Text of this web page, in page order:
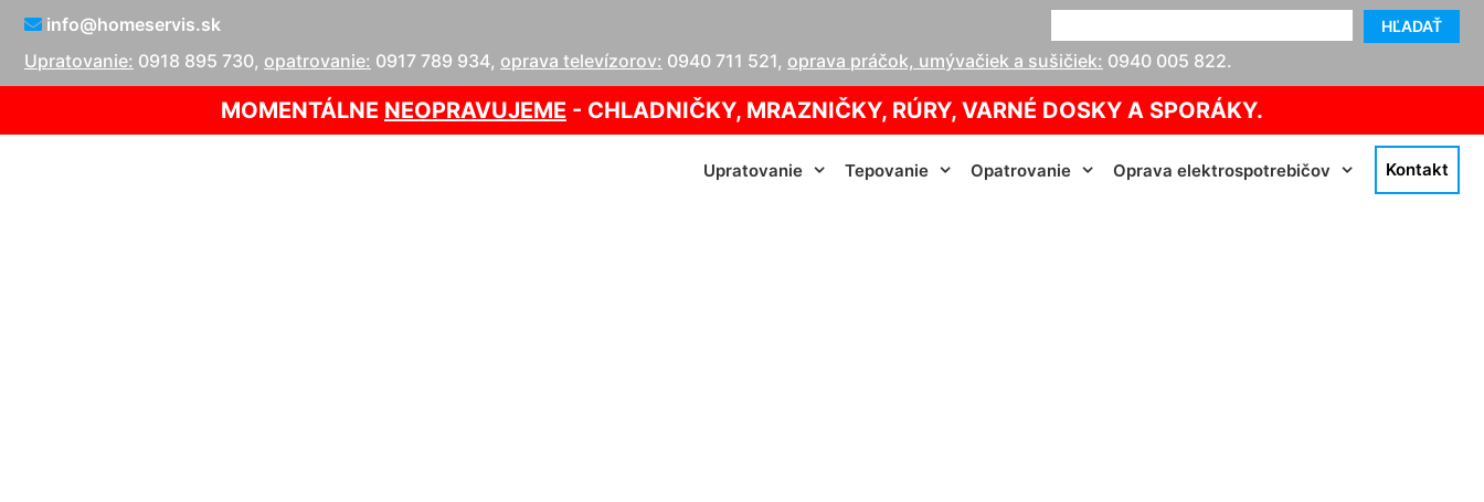
HĽADAŤ
info@homeservis.sk
Upratovanie: 0918 895 730, opatrovanie: 0917 789 934, oprava televízorov: 0940 711 521, oprava práčok, umývačiek a sušičiek: 0940 005 822.
MOMENTÁLNE NEOPRAVUJEME - CHLADNIČKY, MRAZNIČKY, RÚRY, VARNÉ DOSKY A SPORÁKY.
Upratovanie Tepovanie Opatrovanie Oprava elektrospotrebičov Kontakt